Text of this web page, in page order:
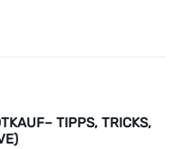
TIPPS, TRICKS,